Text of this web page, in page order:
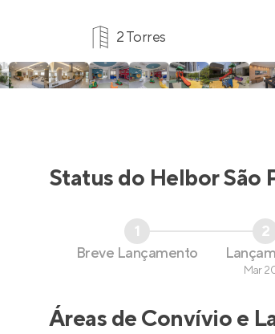
2 Torres
Status do Helbor São
1
Breve Lançamento
2
Mar
Áreas de Convívio e